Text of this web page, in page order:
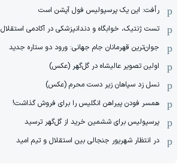
رأفت: این یک پرسپولیس فول آپشن است
تست ژنتیک، خوابگاه و دندانپزشکی در آکادمی استقلال
جوان‌ترین قهرمانان جام جهانی: ورود دو ستاره جدید
اولین تصویر عالیشاه در گل‌گهر (عکس)
نسل زد سپاهان زیر دست محرم (عکس)
همسر فودن پیراهن انگلیس را برای فروش گذاشت!
پرسپولیس برای ششمین خرید از گل‌گهر ترسید
در انتظار شهریور جنجالی بین استقلال و تیم امید